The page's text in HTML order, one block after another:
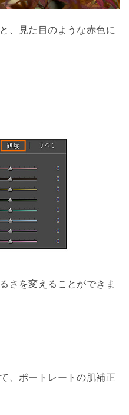
、見た目のような赤色に
さを変えることができま
、ポートレートの肌補正